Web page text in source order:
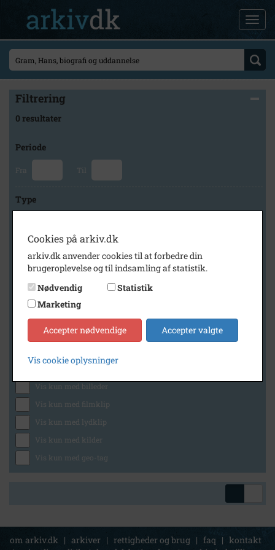
Filtrering
0 resultater
Periode
Fra Til
Type
Arkiv
Brødrene Grams historiske arkiv og museum
Generelt
Vis kun med billeder
Vis kun med filmklip
Vis kun med lydklip
Vis kun med kilder
Vis kun med geo-tag
om arkiv.dk | arkiver | rettigheder og brug | faq | kontakt
Cookies på arkiv.dk
arkiv.dk anvender cookies til at forbedre din
brugeroplevelse og til indsamling af statistik.
Nødvendig
Statistik
Marketing
Accepter nødvendige Accepter valgte
Vis cookie oplysninger